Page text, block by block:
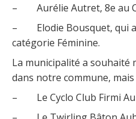
– Aurélie Autret, 8e au
– Elodie Bousquet, qui
catégorie Féminine.
La municipalité a souhaité
dans notre commune,
– Le Cyclo Club Firmi